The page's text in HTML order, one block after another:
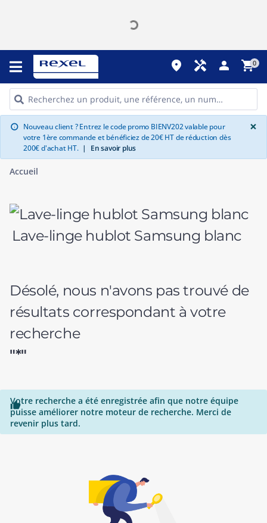
place handyman person shopping_cart0
info Nouveau client ? Entrez le code promo BIENV202 valable pour
votre 1ère commande et bénéficiez de 20€ HT de réduction dès
200€ d'achat HT. | En savoir plus
×
Accueil
Lave-linge hublot Samsung blanc
Désolé, nous n'avons pas trouvé de
résultats correspondant à votre
recherche
"*"

Votre recherche a été enregistrée afin que notre équipe
puisse améliorer notre moteur de recherche. Merci de
revenir plus tard.